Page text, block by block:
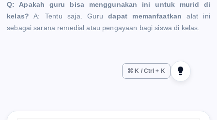
Q: Apakah guru bisa menggunakan ini untuk murid di
kelas? A: Tentu saja. Gurudapat memanfaatkan alat ini
sebagai sarana remedial atau pengayaan bagi siswa di kelas.
⌘ K / Ctrl + K